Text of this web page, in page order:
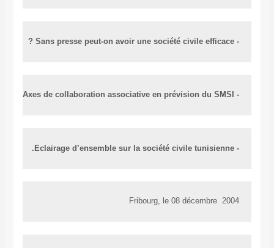
- Sans presse peut-on avoir une société civile efficace ?
- Axes de collaboration associative en prévision du SMSI
- Eclairage d’ensemble sur la société civile tunisienne.
Fribourg, le 08 décembre  2004